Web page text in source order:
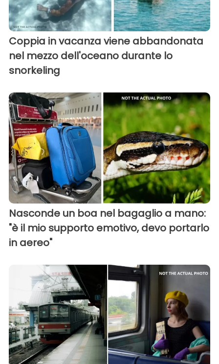
Coppia in vacanza viene abbandonata
nel mezzo dell'oceano durante lo
snorkeling
Nasconde un boa nel bagaglio a mano:
"è il mio supporto emotivo, devo portarlo
in aereo"